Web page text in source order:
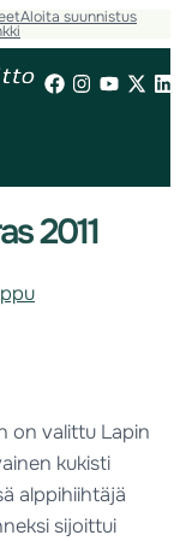
Aloita suunnistus
2011
on valittu Lapin
kukisti
alppihiihtäjä
sijoittui